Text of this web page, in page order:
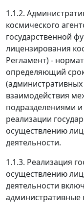
1.1.2.
космического
государственной
лицензирования
Регламент) -
определяющий
взаимодействия
подразделениями
реализации
осуществлению
деятельности.
1.1.3. Реализация
осуществлению
деятельности
административные